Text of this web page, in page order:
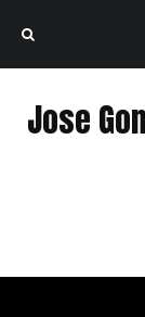
Jose